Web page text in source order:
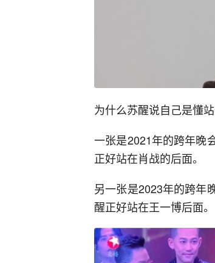
为什么苏醒说自己是懂
一张是2021年的跨年晚
正好站在肖战的后面。
另一张是2023年的跨年
醒正好站在王一博后面。